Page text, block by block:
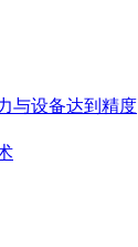
与设备达到精度